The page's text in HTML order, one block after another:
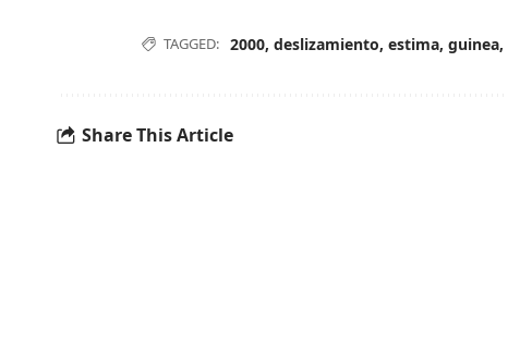
TAGGED: 2000, deslizamiento, estima, guinea,
Share This Article